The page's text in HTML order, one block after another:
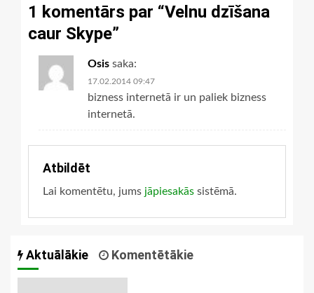
1 komentārs par “Velnu dzīšana
caur Skype”
Osis saka:
17.02.2014 09:47
bizness internetā ir un paliek bizness
internetā.
Atbildēt
Lai komentētu, jums jāpiesakās sistēmā.
Aktuālākie Komentētākie